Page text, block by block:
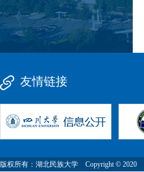
友情链接
版权所有：湖北民族大学 Copyright ©